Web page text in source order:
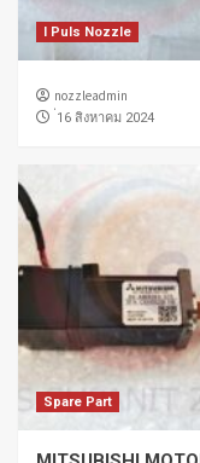
I Puls Nozzle
nozzleadmin
่16 สิงหาคม 2024
Spare Part